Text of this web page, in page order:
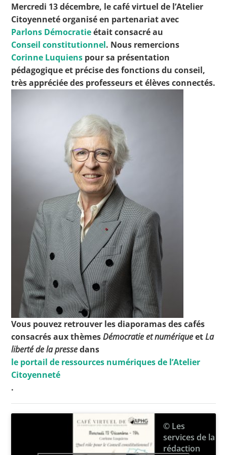
Toutes les actualités
Les rendez-vous de l’APHG
Concours de recrutement
Conférences, tables rondes
Critique d’ouvrages publiés
Culture
Mercredi 13 décembre, le café virtuel de l’Atelier
Citoyenneté organisé en partenariat avec
Parlons Démocratieétait consacré au
Conseil constitutionnel. Nous remercions
Corinne Luquiens pour sa présentation
pédagogique et précise des fonctions du conseil,
très appréciée des professeurs et élèves connectés.
Vous pouvez retrouver les diaporamas des cafés
consacrés aux thèmesDémocratie et numériqueetLa
liberté de la pressedans
le portail de ressources numériques de l’Atelier
Citoyenneté
.
© Les
services de la
rédaction